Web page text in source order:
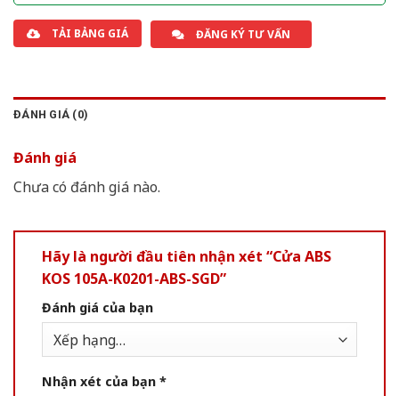
TẢI BẢNG GIÁ ĐĂNG KÝ TƯ VẤN
ĐÁNH GIÁ (0)
Đánh giá
Chưa có đánh giá nào.
Hãy là người đầu tiên nhận xét “Cửa ABS
KOS 105A-K0201-ABS-SGD”
Đánh giá của bạn
Nhận xét của bạn *